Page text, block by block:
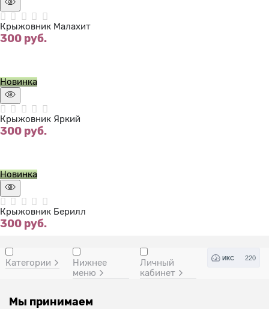
Крыжовник Малахит
300 руб.
Новинка
Крыжовник Яркий
300 руб.
Новинка
Крыжовник Берилл
300 руб.
Категории
Нижнее
меню
Личный
кабинет
ИКС 220
Мы принимаем